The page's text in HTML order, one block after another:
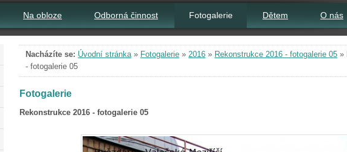
Na obloze Odborná činnost Fotogalerie Dětem O nás
Nacházíte se: Úvodní stránka» Fotogalerie » 2016 » Rekonstrukce 2016 - fotogalerie 05 »
- fotogalerie 05
Fotogalerie
Rekonstrukce 2016 - fotogalerie 05